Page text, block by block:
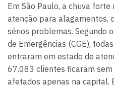
Em São Paulo, a chuva
atenção para alagamentos,
sérios problemas. Segundo
de Emergências (CGE),
entraram em estado de
67.083 clientes ficaram
afetados apenas na capital.